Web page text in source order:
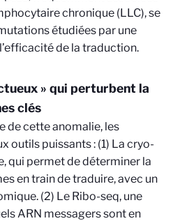
chronique (LLC), se
étudiées par une
de la traduction.
» qui perturbent la
clés
de cette anomalie, les
outils puissants : (1) La cryo-
qui permet de déterminer la
en train de traduire, avec un
(2) Le Ribo-seq, une
ARN messagers sont en